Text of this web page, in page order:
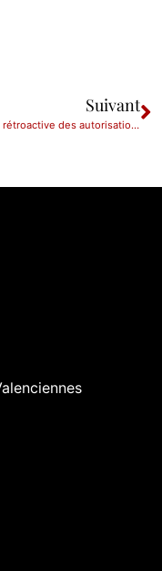
Suivant
Illégalité rétroactive des autorisations de licenciement des salariés protégés après annulation du PSE par le juge administratif